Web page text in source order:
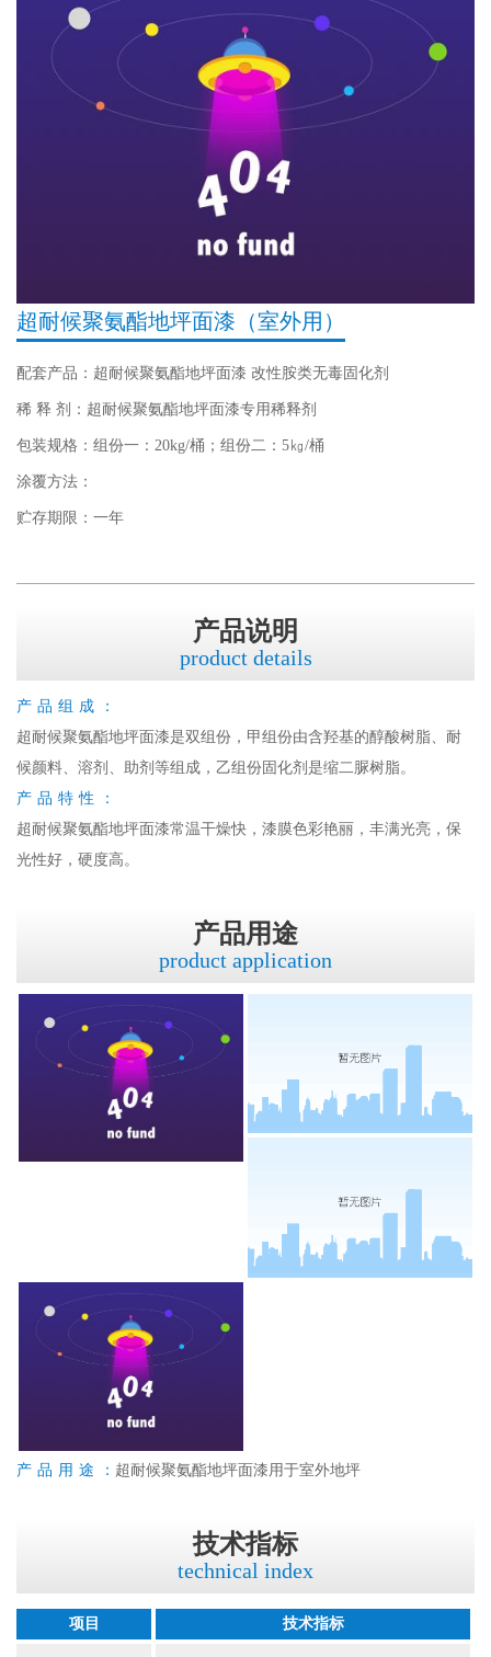
超耐候聚氨酯地坪面漆（室外用）
配套产品：超耐候聚氨酯地坪面漆 改性胺类无毒固化剂
稀 释 剂：超耐候聚氨酯地坪面漆专用稀释剂
包装规格：组份一：20kg/桶；组份二：5㎏/桶
涂覆方法：
贮存期限：一年
产品说明
product details
产品组成：
超耐候聚氨酯地坪面漆是双组份，甲组份由含羟基的醇酸树脂、耐
候颜料、溶剂、助剂等组成，乙组份固化剂是缩二脲树脂。
产品特性：
超耐候聚氨酯地坪面漆常温干燥快，漆膜色彩艳丽，丰满光亮，保
光性好，硬度高。
产品用途
product application
产品用途： 超耐候聚氨酯地坪面漆用于室外地坪
技术指标
technical index
项目 技术指标